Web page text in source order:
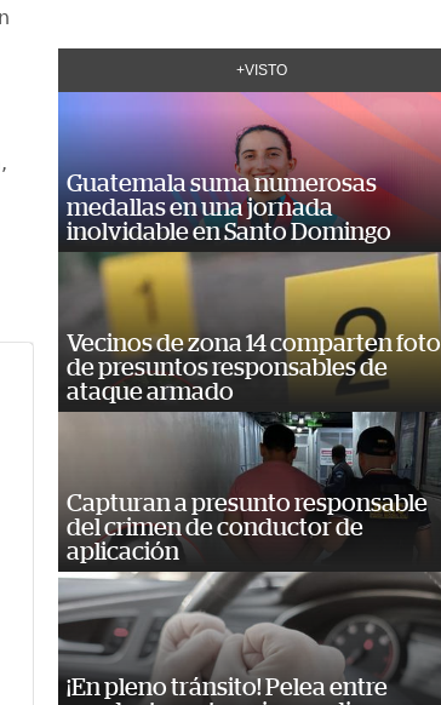
+VISTO
Guatemala suma numerosas
medallas en una jornada
inolvidable en Santo Domingo
Vecinos de zona 14 comparten foto
de presuntos responsables de
ataque armado
Capturan a presunto responsable
del crimen de conductor de
aplicación
¡En pleno tránsito! Pelea entre